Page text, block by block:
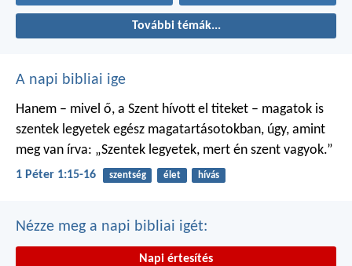
További témák...
A napi bibliai ige
Hanem – mivel ő, a Szent hívott el titeket – magatok is
szentek legyetek egész magatartásotokban, úgy, amint
meg van írva: „Szentek legyetek, mert én szent vagyok.”
1 Péter 1:15-16 szentség élet hívás
Nézze meg a napi bibliai igét:
Napi értesítés